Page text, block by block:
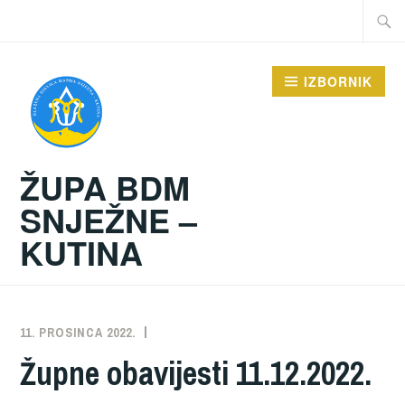
Traži:
ŽUPA BDM
SNJEŽNE –
KUTINA
IZBORNIK
11. PROSINCA 2022.
Župne obavijesti 11.12.2022.